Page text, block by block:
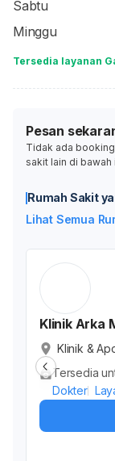
Sabtu
Minggu
Tersedia layanan
Pesan
Tidak ada
sakit lain di bawah
Rumah Sakit
Lihat Semua
Klinik Arka
Klinik &
ri, Antang,
ndonesia
Tersedia
Dokter